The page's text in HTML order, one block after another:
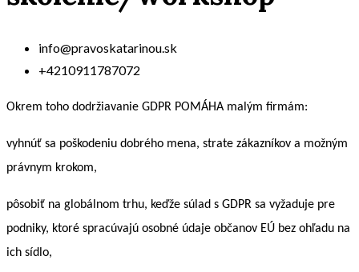
info@pravoskatarinou.sk
+4210911787072
Okrem toho dodržiavanie GDPR POMÁHA malým firmám:
vyhnúť sa poškodeniu dobrého mena, strate zákazníkov a možným
právnym krokom,
pôsobiť na globálnom trhu, keďže súlad s GDPR sa vyžaduje pre
podniky, ktoré spracúvajú osobné údaje občanov EÚ bez ohľadu na
ich sídlo,